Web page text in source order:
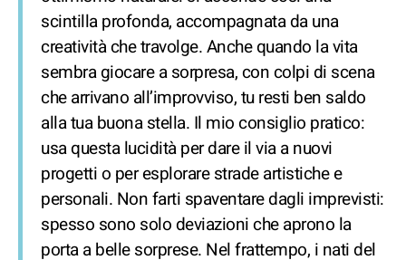
scintilla profonda, accompagnata da una
creatività che travolge. Anche quando la vita
sembra giocare a sorpresa, con colpi di scena
che arrivano all’improvviso, tu resti ben saldo
alla tua buona stella. Il mio consiglio pratico:
usa questa lucidità per dare il via a nuovi
progetti o per esplorare strade artistiche e
personali. Non farti spaventare dagli imprevisti:
spesso sono solo deviazioni che aprono la
porta a belle sorprese. Nel frattempo, i nati del